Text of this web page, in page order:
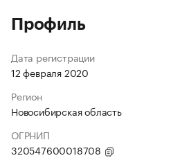
Профиль
Дата регистрации
12 февраля 2020
Регион
Новосибирская область
ОГРНИП
320547600018708